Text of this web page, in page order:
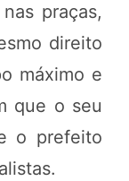
praças,
direito
máximo e
que o seu
o prefeito